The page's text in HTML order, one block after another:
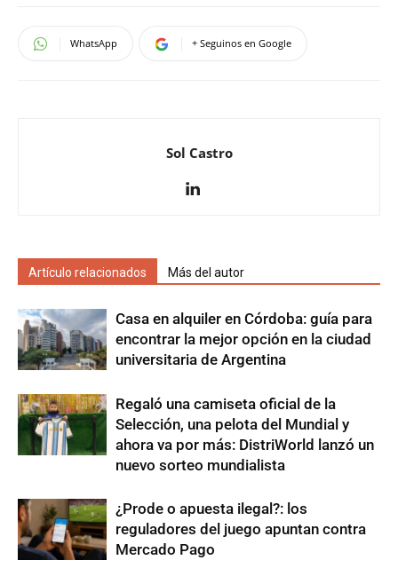
WhatsApp + Seguinos en Google
Sol Castro
Artículo relacionados Más del autor
Casa en alquiler en Córdoba: guía para
encontrar la mejor opción en la ciudad
universitaria de Argentina
Regaló una camiseta oficial de la
Selección, una pelota del Mundial y
ahora va por más: DistriWorld lanzó un
nuevo sorteo mundialista
¿Prode o apuesta ilegal?: los
reguladores del juego apuntan contra
Mercado Pago